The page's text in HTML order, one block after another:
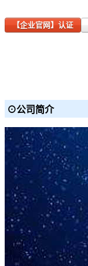
【企业官网】认证
⊙公司简介